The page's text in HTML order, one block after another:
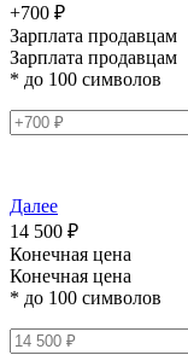
+700 ₽
Зарплата продавцам
Зарплата продавцам
* до 100 символов
Далее
14 500 ₽
Конечная цена
Конечная цена
* до 100 символов